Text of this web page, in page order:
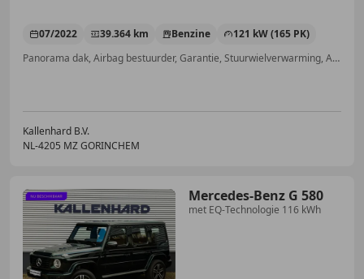
07/2022 39.364 km Benzine
121 kW (165 PK)
Panorama dak, Airbag bestuurder, Garantie, Stuurwielverwarming, Alarm, Dakrails, Lane Departure Warning Systeem, ABS
Kallenhard B.V.
NL-4205 MZ GORINCHEM
Mercedes-Benz G 580
met EQ-Technologie 116 kWh